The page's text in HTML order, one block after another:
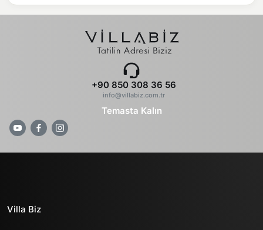
+90 850 308 36 56
info@villabiz.com.tr
Temasta Kalın
Villa Biz